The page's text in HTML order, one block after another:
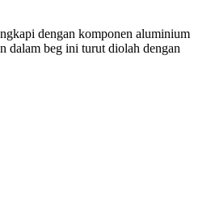
dengan komponen aluminium
dalam beg ini turut diolah dengan